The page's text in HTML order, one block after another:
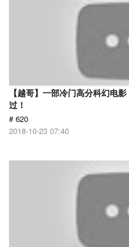
【越哥】一部冷门高分科幻电
过！
# 620
2018-10-23 07:40